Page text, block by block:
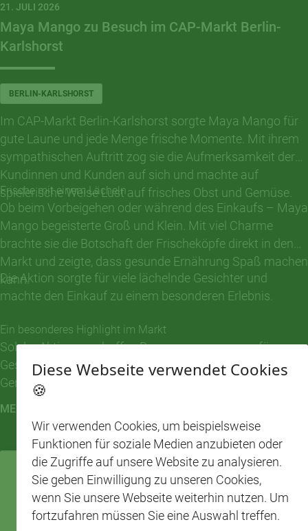
21. JULI 2026
Maya Mango zu Besuch im CAP-Markt Berlin-
Karlshorst
BERLIN-KARLSHORST
Im CAP-Markt Berlin-Karlshorst sorgte Maya Mango für
gute Laune und jede Menge frische Momente. Mit ihrem
sympathischen Auftritt zog sie die Aufmerksamkeit der
Kundinnen und Kunden auf sich und machte auf
spielerische Weise Lust auf frisches Obst und Gemüse.
Frische mit einem Lächeln
Ob beim Vorbeigehen oder während des Einkaufs – Maya
Mango begeisterte Groß und Klein. Mit viel Charme
brachte sie die Botschaft der Frischeköpfe direkt in den
Markt und zeigte, dass gesunde Ernährung Spaß machen
kann.
Die Aktion sorgte für viele lächelnde Gesichter und
machte den Einkauf zu einem besonderen Erlebnis.
Ein besonderes Highlight im Markt
Solche Aktionen schaffen Begegnungen, sorgen für
Gesprächsstoff und rücken die Obst- und
Gemüseabteilung auf sympathische Weise in den
Mittelpunkt. Ein herzliches Dankeschön an das Team des
CAP-Markts Berlin-Karlshorst, das die Aktion mit viel
Engagement begleitet hat.
MEHR LESEN
Diese Webseite verwendet Cookies
🍪
Wir verwenden Cookies, um beispielsweise
Funktionen für soziale Medien anzubieten oder
die Zugriffe auf unsere Website zu analysieren.
Sie geben Einwilligung zu unseren Cookies,
wenn Sie unsere Webseite weiterhin nutzen. Um
fortzufahren müssen Sie eine Auswahl treffen.